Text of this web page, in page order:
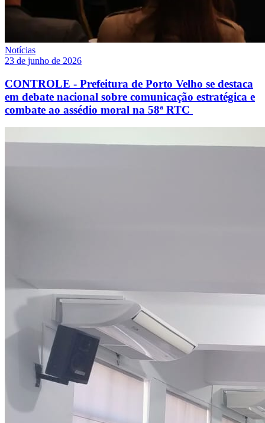
Notícias
23 de junho de 2026
CONTROLE - Prefeitura de Porto Velho se destaca
em debate nacional sobre comunicação estratégica e
combate ao assédio moral na 58ª RTC